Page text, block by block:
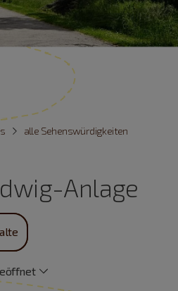
alle Sehenswürdigkeiten
Anlage